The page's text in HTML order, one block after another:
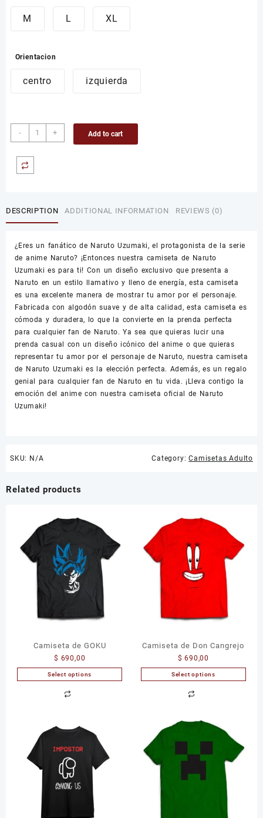
M L XL
Orientacion
centro izquierda
-
Camiseta
de
Uzumaki
+ Add to cart
DESCRIPTION ADDITIONAL INFORMATION REVIEWS (0)
¿Eres un fanático de Naruto Uzumaki, el protagonista de la serie
de anime Naruto? ¡Entonces nuestra camiseta de Naruto
Uzumaki es para ti! Con un diseño exclusivo que presenta a
Naruto en un estilo llamativo y lleno de energía, esta camiseta
es una excelente manera de mostrar tu amor por el personaje.
Fabricada con algodón suave y de alta calidad, esta camiseta es
cómoda y duradera, lo que la convierte en la prenda perfecta
para cualquier fan de Naruto. Ya sea que quieras lucir una
prenda casual con un diseño icónico del anime o que quieras
representar tu amor por el personaje de Naruto, nuestra camiseta
de Naruto Uzumaki es la elección perfecta. Además, es un regalo
genial para cualquier fan de Naruto en tu vida. ¡Lleva contigo la
emoción del anime con nuestra camiseta oficial de Naruto
Uzumaki!
SKU: N/A Category:Camisetas Adulto
Related products
Camiseta de GOKU
$ 690,00
Select options
Camiseta de Don Cangrejo
$ 690,00
Select options